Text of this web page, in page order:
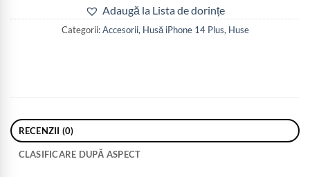
Adaugă la Lista de dorințe
Categorii:Accesorii, Husă iPhone 14 Plus, Huse
RECENZII (0)
CLASIFICARE DUPĂ ASPECT